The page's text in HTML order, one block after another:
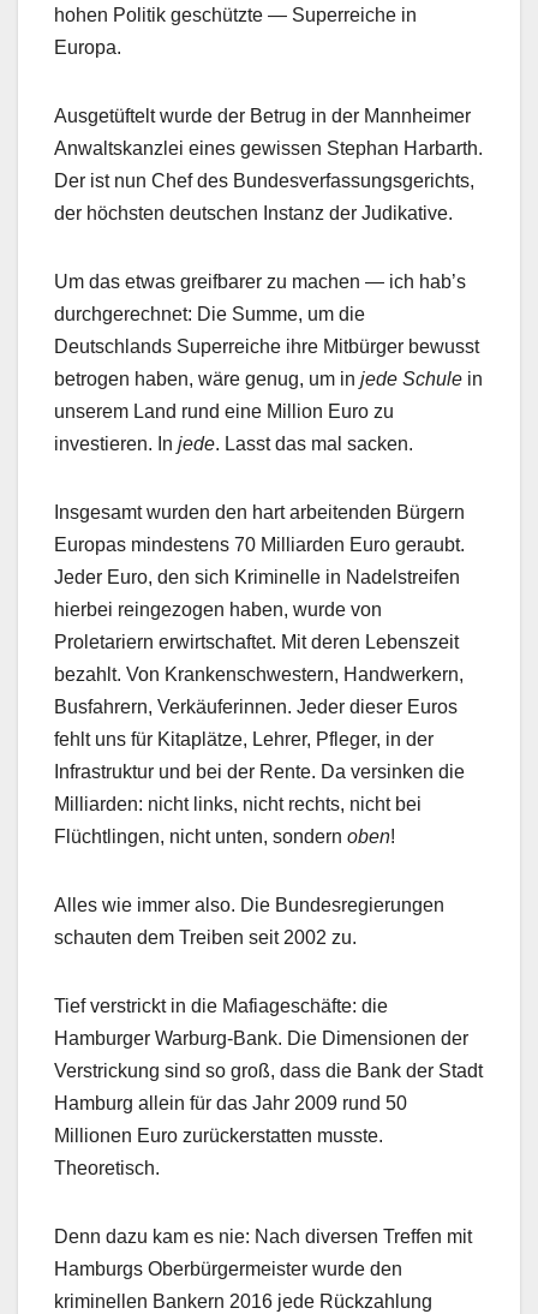
hohen Politik geschützte — Superreiche in
Europa.
Ausgetüftelt wurde der Betrug in der Mannheimer
Anwaltskanzlei eines gewissen Stephan Harbarth.
Der ist nun Chef des Bundesverfassungsgerichts,
der höchsten deutschen Instanz der Judikative.
Um das etwas greifbarer zu machen — ich hab’s
durchgerechnet: Die Summe, um die
Deutschlands Superreiche ihre Mitbürger bewusst
betrogen haben, wäre genug, um in jede Schule in
unserem Land rund eine Million Euro zu
investieren. In jede. Lasst das mal sacken.
Insgesamt wurden den hart arbeitenden Bürgern
Europas mindestens 70 Milliarden Euro geraubt.
Jeder Euro, den sich Kriminelle in Nadelstreifen
hierbei reingezogen haben, wurde von
Proletariern erwirtschaftet. Mit deren Lebenszeit
bezahlt. Von Krankenschwestern, Handwerkern,
Busfahrern, Verkäuferinnen. Jeder dieser Euros
fehlt uns für Kitaplätze, Lehrer, Pfleger, in der
Infrastruktur und bei der Rente. Da versinken die
Milliarden: nicht links, nicht rechts, nicht bei
Flüchtlingen, nicht unten, sondern oben!
Alles wie immer also. Die Bundesregierungen
schauten dem Treiben seit 2002 zu.
Tief verstrickt in die Mafiageschäfte: die
Hamburger Warburg-Bank. Die Dimensionen der
Verstrickung sind so groß, dass die Bank der Stadt
Hamburg allein für das Jahr 2009 rund 50
Millionen Euro zurückerstatten musste.
Theoretisch.
Denn dazu kam es nie: Nach diversen Treffen mit
Hamburgs Oberbürgermeister wurde den
kriminellen Bankern 2016 jede Rückzahlung